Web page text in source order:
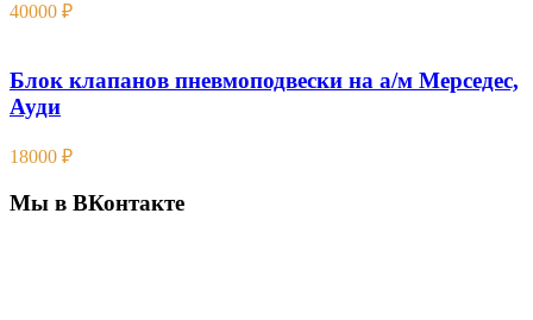
40000 ₽
Блок клапанов пневмоподвески на а/м Мерседес,
Ауди
18000 ₽
Мы в ВКонтакте